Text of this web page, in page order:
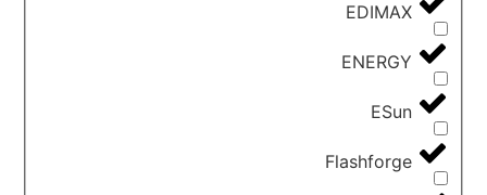
EDIMAX
ENERGY
ESun
Flashforge